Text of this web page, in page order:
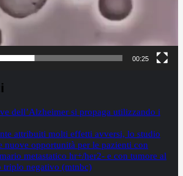
00:25
dell’Alzheimer si propaga utilizzando i
attribuiti molti effetti avversi, lo studio
nuove opportunità per le pazienti con
metastatico hr+/her2- e con tumore al
triplo negativo (mtnbc)